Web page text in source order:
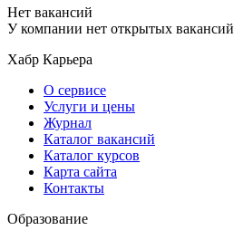
Нет вакансий
У компании нет открытых вакансий
Хабр Карьера
О сервисе
Услуги и цены
Журнал
Каталог вакансий
Каталог курсов
Карта сайта
Контакты
Образование